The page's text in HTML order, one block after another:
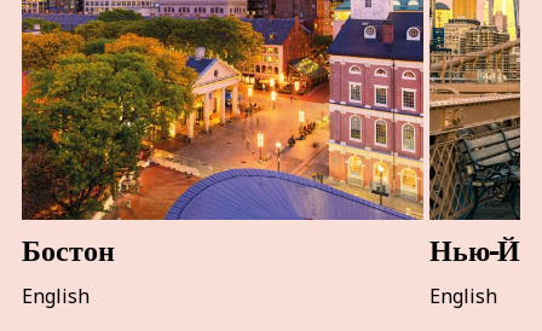
Бостон
English
Нью-
English